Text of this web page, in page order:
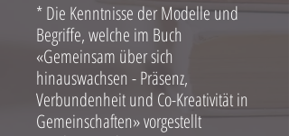
* Die Kenntnisse der Modelle und
Begriffe, welche im Buch
«Gemeinsam über sich
hinauswachsen - Präsenz,
Verbundenheit und Co-Kreativität in
Gemeinschaften» vorgestellt